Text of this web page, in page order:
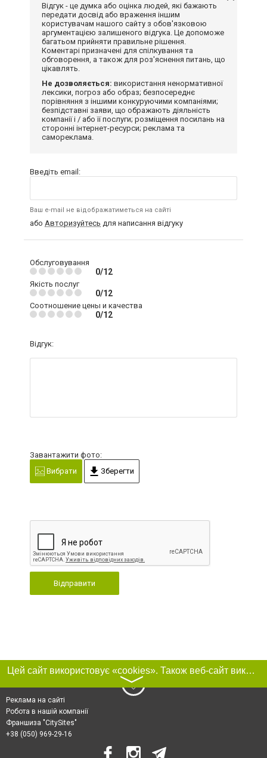
Відгук - це думка або оцінка людей, які бажають
передати досвід або враження іншим
користувачам нашого сайту з обов'язковою
аргументацією залишеного відгука. Це допоможе
багатьом прийняти правильне рішення.
Коментарі призначені для спілкування та
обговорення, а також для роз'яснення питань, що
цікавлять.
Не дозволяється: використання ненормативної
лексики, погроз або образ; безпосереднє
порівняння з іншими конкуруючими компаніями;
безпідставні заяви, що ображають діяльність
компанії і / або її послуги; розміщення посилань на
сторонні інтернет-ресурси; реклама та
самореклама.
Введіть email:
Ваш e-mail не відображатиметься на сайті
або Авторизуйтесь для написання відгуку
Обслуговування
0/12
Якість послуг
0/12
Соотношение цены и качества
0/12
Відгук:
Завантажити фото:
Вибрати
Зберегти
Відправити
Цей сайт використовує «cookies». Також веб-сайт використовує інтернет-сервіс для збору технічних даних стосовно відвідувачів з метою отримання маркетингової та статистичної інформації. Умови обробки даних відвідувачів сайту див.
〉
Реклама на сайті
Робота в нашій компанії
Франшиза "CitySites"
+38 (050) 969-29-16